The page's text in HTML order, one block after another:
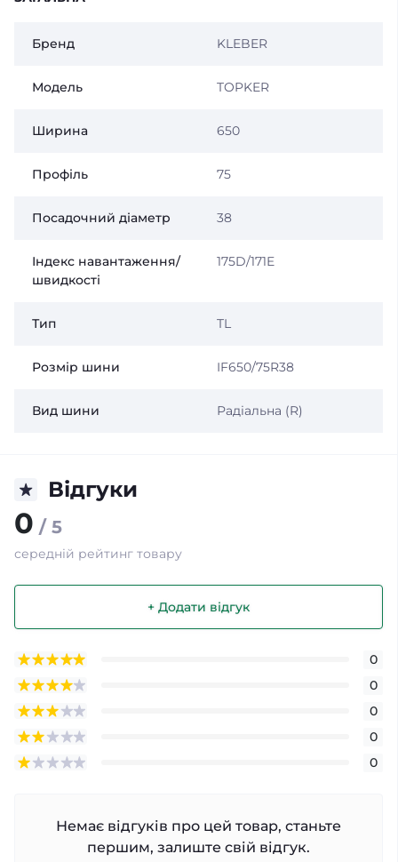
Бренд KLEBER
Модель TOPKER
Ширина 650
Профіль 75
Посадочний діаметр 38
Індекс навантаження/
швидкості
175D/171E
Тип TL
Розмір шини IF650/75R38
Вид шини Радіальна (R)
Відгуки
0 / 5
середній рейтинг товару
+ Додати відгук
0
0
0
0
0
Немає відгуків про цей товар, станьте
першим, залиште свій відгук.